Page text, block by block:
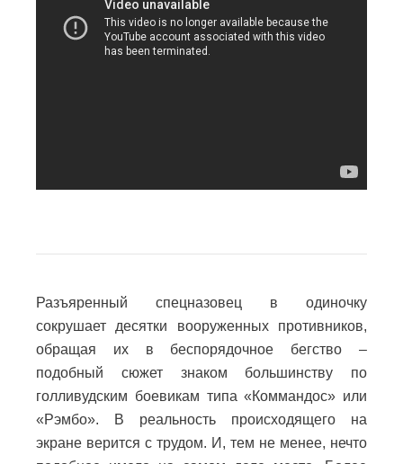
Разъяренный спецназовец в одиночку
сокрушает десятки вооруженных противников,
обращая их в беспорядочное бегство –
подобный сюжет знаком большинству по
голливудским боевикам типа «Коммандос» или
«Рэмбо».
В реальность происходящего на
экране верится с трудом. И, тем не менее, нечто